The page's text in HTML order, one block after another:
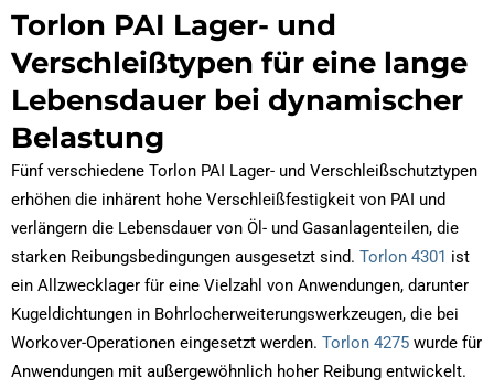
Torlon PAI Lager- und
Verschleißtypen für eine lange
Lebensdauer bei dynamischer
Belastung
Fünf verschiedene Torlon PAI Lager- und Verschleißschutztypen
erhöhen die inhärent hohe Verschleißfestigkeit von PAI und
verlängern die Lebensdauer von Öl- und Gasanlagenteilen, die
starken Reibungsbedingungen ausgesetzt sind. Torlon 4301 ist
ein Allzwecklager für eine Vielzahl von Anwendungen, darunter
Kugeldichtungen in Bohrlocherweiterungswerkzeugen, die bei
Workover-Operationen eingesetzt werden. Torlon 4275 wurde für
Anwendungen mit außergewöhnlich hoher Reibung entwickelt.